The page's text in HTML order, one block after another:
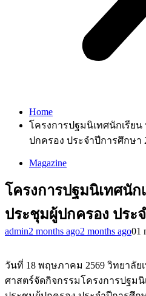
Home
โครงการปฐมนิเทศนักเรีย
ปกครอง ประจำปีการศึกษา
Magazine
โครงการปฐมนิเทศนั
ประชุมผู้ปกครอง ประ
admin2 months ago2 months ago01
วันที่ 18 พฤษภาคม 2569 วิทยาลั
ศาสตร์จัดกิจกรรมโครงการปฐม